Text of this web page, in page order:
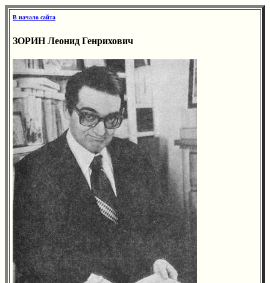
В начало сайта
ЗОРИН Леонид Генрихович